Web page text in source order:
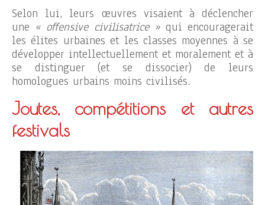
Selon lui, leurs œuvres visaient à déclencher
une « offensive civilisatrice »qui encouragerait
les élites urbaines et les classes moyennes à se
développer intellectuellement et moralement et à
se distinguer (et se dissocier) de leurs
homologues urbains moins civilisés.
Joutes, compétitions et autres
festivals